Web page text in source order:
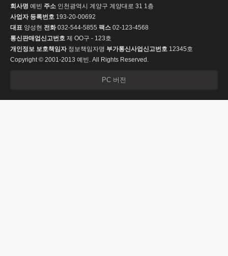
회사명 예빈 주소 인천광역시 계양구 계양대로 31 1층
사업자 등록번호 193-20-00692
대표 양성현 전화032-544-5855 팩스 02-123-4568
통신판매업신고번호 제 OO구 - 123호
개인정보 보호책임자정보책임자명 부가통신사업신고번호 12345호
Copyright © 2001-2013 예빈. All Rights Reserved.
PC 버전